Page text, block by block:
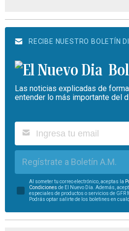
RECIBE NUESTRO BOLETÍN
Las noticias explicadas de
entender lo más importante del
Regístrate a Boletín A.M.
Al someter tu correo electrónico, aceptas la
Condiciones de El Nuevo Día. Además,
especiales de productos o servicios de GFR
Podrás optar salirte de los boletines en